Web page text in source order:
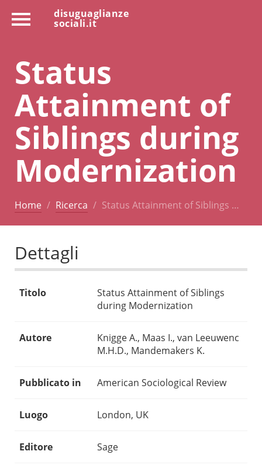
disuguaglianze
sociali.it
Status
Attainment of
Siblings during
Modernization
Home Ricerca Status Attainment of Siblings …
Dettagli
Titolo
Status Attainment of Siblings
during Modernization
Autore
Knigge A., Maas I., van Leeuwenc
M.H.D., Mandemakers K.
Pubblicato in American Sociological Review
Luogo London, UK
Editore Sage